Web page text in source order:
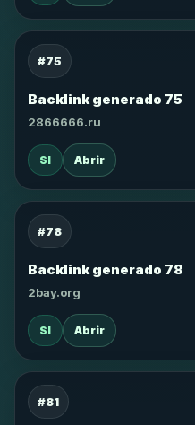
#75
Backlink generado 75
2866666.ru
SI Abrir
#78
Backlink generado 78
2bay.org
SI Abrir
#81